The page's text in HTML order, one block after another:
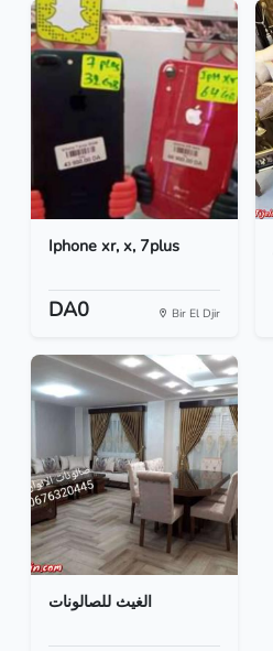
Iphone xr, x, 7plus
DA0 Bir El Djir
الغيث للصالونات